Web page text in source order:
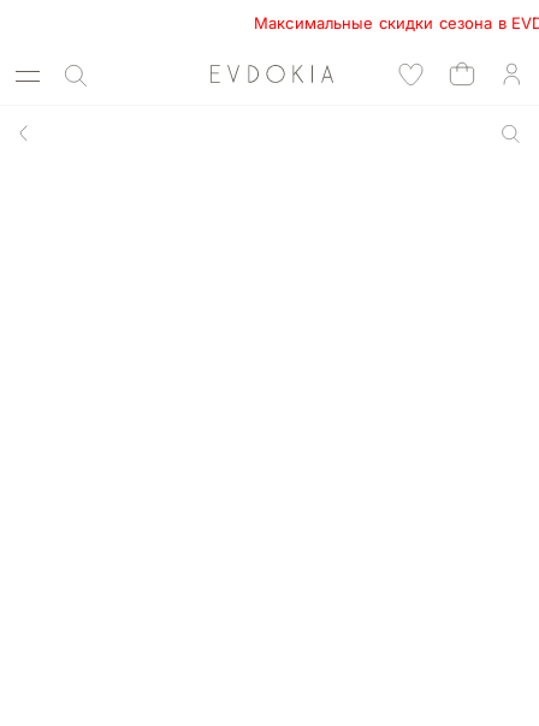
Максимальные скидки сезона в